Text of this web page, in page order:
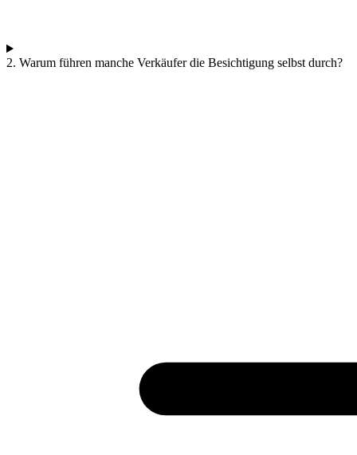
2. Warum führen manche Verkäufer die Besichtigung selbst durch?